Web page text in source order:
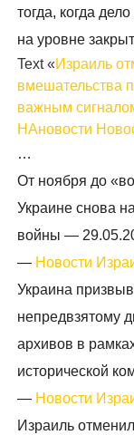
тогда, когда
на уровне
Text «Израиль
вмешательства
важным
НАновости
…
От ноября до
Украине снова
войны —
— Новости
Украина
непредвзятому
архивов в
исторической
— Новости
Израиль